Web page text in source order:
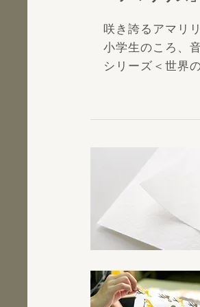
咲き誇るアマリ
小学生のころ、
シリーズ＜世界